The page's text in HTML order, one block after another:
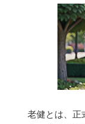
老健とは、正